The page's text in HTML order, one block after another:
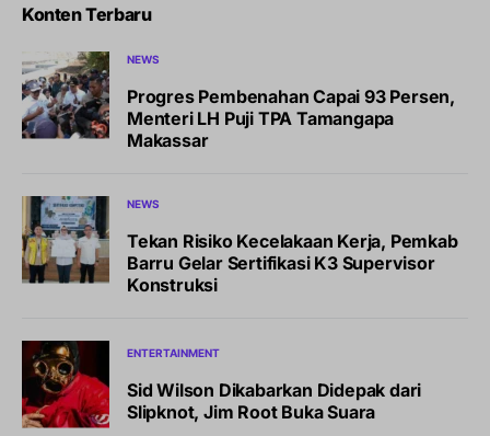
Konten Terbaru
NEWS
Progres Pembenahan Capai 93 Persen,
Menteri LH Puji TPA Tamangapa
Makassar
NEWS
Tekan Risiko Kecelakaan Kerja, Pemkab
Barru Gelar Sertifikasi K3 Supervisor
Konstruksi
ENTERTAINMENT
Sid Wilson Dikabarkan Didepak dari
Slipknot, Jim Root Buka Suara